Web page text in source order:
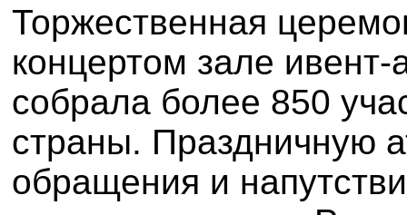
Торжественная
концертом зале
собрала более 850
страны. Праздничную
обращения и